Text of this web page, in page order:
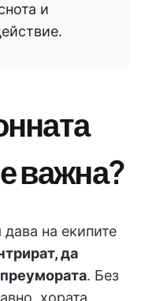
и
важна?
на екипите
да
. Без
хората